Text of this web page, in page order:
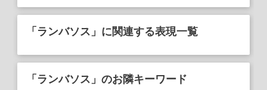
「ランバソス」に関連する表現一覧
「ランバソス」のお隣キーワード